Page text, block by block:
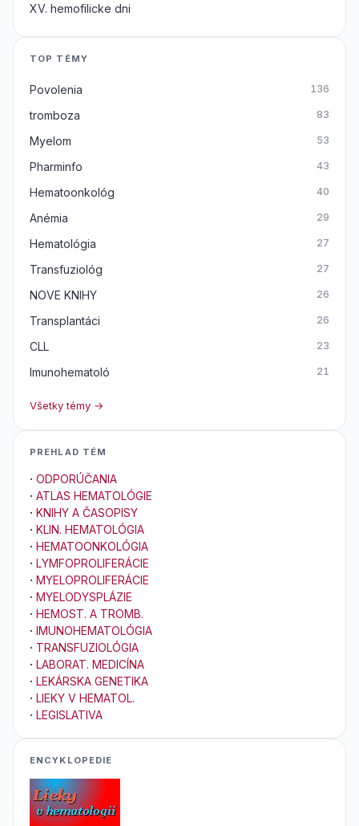
XV. hemofilicke dni
TOP TÉMY
Povolenia 136
tromboza 83
Myelom 53
Pharminfo 43
Hematoonkológ 40
Anémia 29
Hematológia 27
Transfuziológ 27
NOVE KNIHY 26
Transplantáci 26
CLL 23
Imunohematoló 21
Všetky témy →
PREHLAD TÉM
· ODPORÚČANIA
· ATLAS HEMATOLÓGIE
· KNIHY A ČASOPISY
· KLIN. HEMATOLÓGIA
· HEMATOONKOLÓGIA
· LYMFOPROLIFERÁCIE
· MYELOPROLIFERÁCIE
· MYELODYSPLÁZIE
· HEMOST. A TROMB.
· IMUNOHEMATOLÓGIA
· TRANSFUZIOLÓGIA
· LABORAT. MEDICÍNA
· LEKÁRSKA GENETIKA
· LIEKY V HEMATOL.
· LEGISLATIVA
ENCYKLOPEDIE